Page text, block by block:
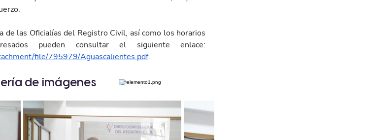
de las Oficialías del Registro Civil, así como los horarios
file/795979/Aguascalientes.pdf.
de imágenes